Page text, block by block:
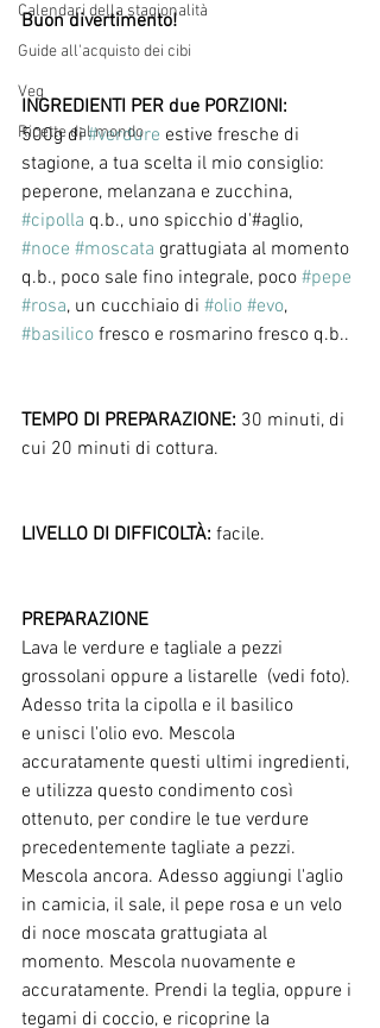
Calendari della stagionalità
Guide all'acquisto dei cibi
Veg
Ricette dal mondo
Buon divertimento!
INGREDIENTI PER due PORZIONI:
500g di #verdure estive fresche di
stagione, a tua scelta il mio consiglio:
peperone, melanzana e zucchina,
#cipolla q.b., uno spicchio d'#aglio,
#noce #moscata grattugiata al momento
q.b., poco sale fino integrale, poco #pepe
#rosa, un cucchiaio di #olio #evo,
#basilico fresco e rosmarino fresco q.b..
TEMPO DI PREPARAZIONE: 30 minuti, di
cui 20 minuti di cottura.
LIVELLO DI DIFFICOLTÀ: facile.
PREPARAZIONE
Lava le verdure e tagliale a pezzi
grossolani oppure a listarelle  (vedi foto).
Adesso trita la cipolla e il basilico
e unisci l'olio evo. Mescola
accuratamente questi ultimi ingredienti,
e utilizza questo condimento così
ottenuto, per condire le tue verdure
precedentemente tagliate a pezzi.
Mescola ancora. Adesso aggiungi l'aglio
in camicia, il sale, il pepe rosa e un velo
di noce moscata grattugiata al
momento. Mescola nuovamente e
accuratamente. Prendi la teglia, oppure i
tegami di coccio, e ricoprine la